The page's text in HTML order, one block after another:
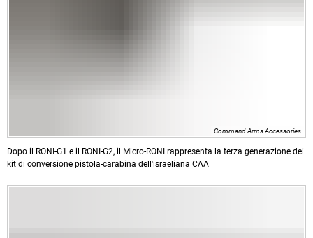
Command Arms Accessories
Dopo il RONI-G1 e il RONI-G2, il Micro-RONI rappresenta la terza generazione dei
kit di conversione pistola-carabina dell'israeliana CAA